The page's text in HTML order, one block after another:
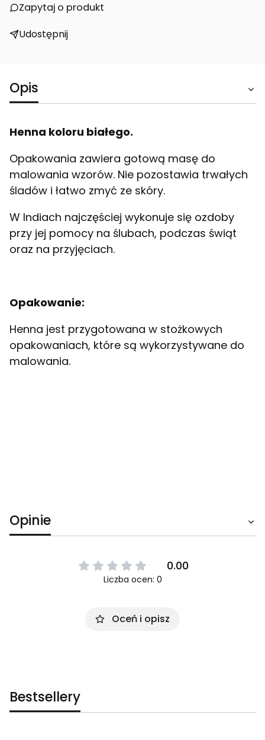
Zapytaj o produkt
Udostępnij
Opis
Henna koloru białego.
Opakowania zawiera gotową masę do
malowania wzorów. Nie pozostawia trwałych
śladów i łatwo zmyć ze skóry.
W Indiach najczęściej wykonuje się ozdoby
przy jej pomocy na ślubach, podczas świąt
oraz na przyjęciach.
Opakowanie:
Henna jest przygotowana w stożkowych
opakowaniach, które są wykorzystywane do
malowania.
Opinie
0.00
Liczba ocen: 0
Oceń i opisz
Bestsellery